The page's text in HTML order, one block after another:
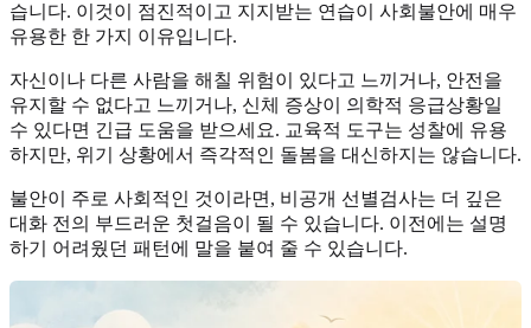
습니다. 이것이 점진적이고 지지받는 연습이 사회불안에 매우
유용한 한 가지 이유입니다.
자신이나 다른 사람을 해칠 위험이 있다고 느끼거나, 안전을
유지할 수 없다고 느끼거나, 신체 증상이 의학적 응급상황일
수 있다면 긴급 도움을 받으세요. 교육적 도구는 성찰에 유용
하지만, 위기 상황에서 즉각적인 돌봄을 대신하지는 않습니다.
불안이 주로 사회적인 것이라면, 비공개 선별검사는 더 깊은
대화 전의 부드러운 첫걸음이 될 수 있습니다. 이전에는 설명
하기 어려웠던 패턴에 말을 붙여 줄 수 있습니다.